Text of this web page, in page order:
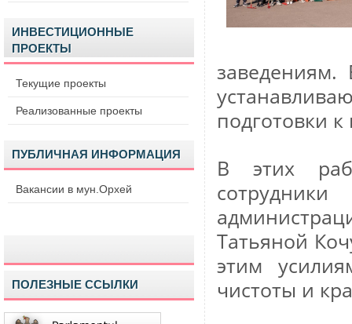
ИНВЕСТИЦИОННЫЕ
ПРОЕКТЫ
Текущие проекты
Реализованные проекты
ПУБЛИЧНАЯ ИНФОРМАЦИЯ
Вакансии в мун.Орхей
ПОЛЕЗНЫЕ ССЫЛКИ
подготовки
В этих
Татьяной
этим
чистоты и